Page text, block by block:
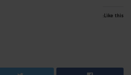
Like this: